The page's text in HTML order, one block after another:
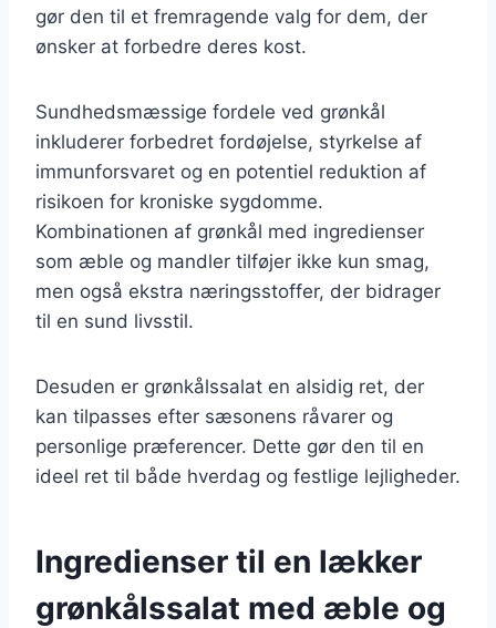
gør den til et fremragende valg for dem, der
ønsker at forbedre deres kost.
Sundhedsmæssige fordele ved grønkål
inkluderer forbedret fordøjelse, styrkelse af
immunforsvaret og en potentiel reduktion af
risikoen for kroniske sygdomme.
Kombinationen af grønkål med ingredienser
som æble og mandler tilføjer ikke kun smag,
men også ekstra næringsstoffer, der bidrager
til en sund livsstil.
Desuden er grønkålssalat en alsidig ret, der
kan tilpasses efter sæsonens råvarer og
personlige præferencer. Dette gør den til en
ideel ret til både hverdag og festlige lejligheder.
Ingredienser til en lækker
grønkålssalat med æble og